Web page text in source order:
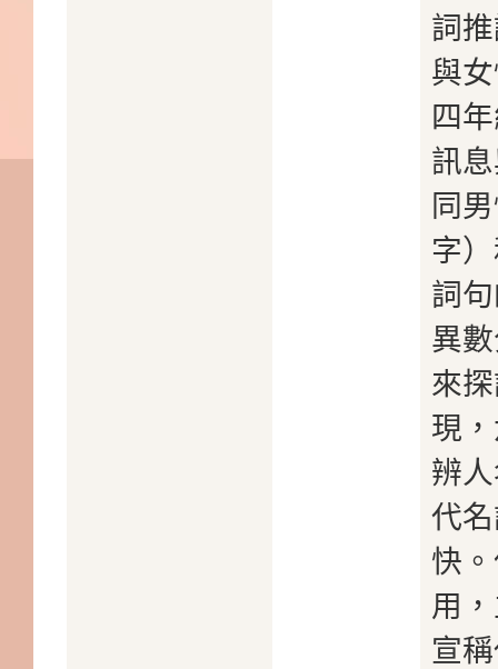
詞
與
四
訊
同
字
詞
異
來
現
辨
代
快
用
宣